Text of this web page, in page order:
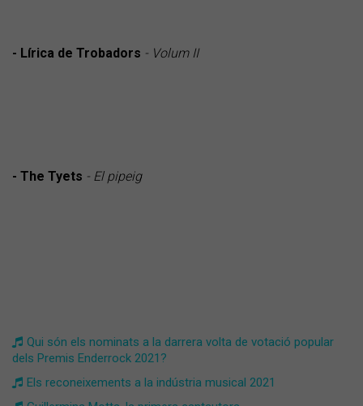
- Lírica de Trobadors - Volum II
- The Tyets - El pipeig
Qui són els nominats a la darrera volta de votació popular
dels Premis Enderrock 2021?
Els reconeixements a la indústria musical 2021